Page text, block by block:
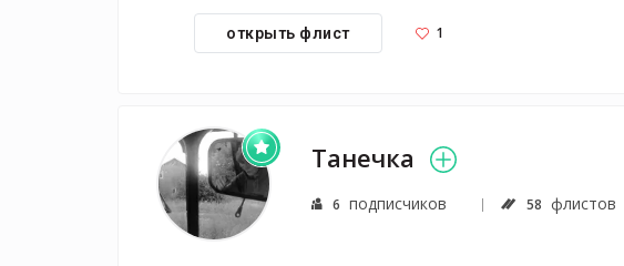
открыть флист 1
Танечка
6 подписчиков 58 флистов